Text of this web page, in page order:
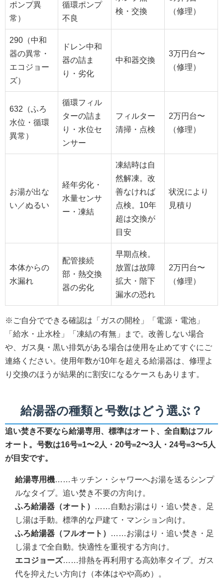
ポンプ異
常）
循環ポンプ
不良
検・交換
（修理）
290（中和
器の異常・
エコジョー
ズ）
ドレン中和
器の詰ま
り・劣化
中和器交換
3万円台〜
（修理）
632（ふろ
水位・循環
異常）
循環フィル
ターの詰ま
り・水位セ
ンサー
フィルター
清掃・点検
2万円台〜
（修理）
お湯が出な
い／ぬるい
経年劣化・
水量センサ
ー・凍結
凍結時は自
然解凍。改
善なければ
点検。10年
超は交換が
目安
状況により
見積り
本体からの
水漏れ
配管接続
部・熱交換
器の劣化
早期点検。
放置は故障
拡大・階下
漏水の恐れ
2万円台〜
（修理）
※ご自分でできる確認は「ガスの開栓」「電源・電池」
「給水・止水栓」「凍結の有無」まで。改善しない場合
や、ガス臭・黒い排気がある場合は使用を止めてすぐにご
連絡ください。使用年数が10年を超える給湯器は、修理よ
り交換のほうが結果的に割安になるケースもあります。
給湯器の種類と号数はどう選ぶ？
追い焚き不要なら給湯専用、標準はオート、全自動はフル
オート。号数は16号=1〜2人・20号=2〜3人・24号=3〜5人
が目安です。
給湯専用機……キッチン・シャワーへお湯を送るシンプ
ルなタイプ。追い焚き不要の方向け。
ふろ給湯器（オート）
……自動お湯はり・追い焚き。足
し湯は手動。標準的な戸建て・マンション向け。
ふろ給湯器（フルオート）
……お湯はり・追い焚き・足
し湯まで全自動。快適性を重視する方向け。
エコジョーズ……排熱を再利用する高効率タイプ。ガス
代を抑えたい方向け（本体はやや高め）。